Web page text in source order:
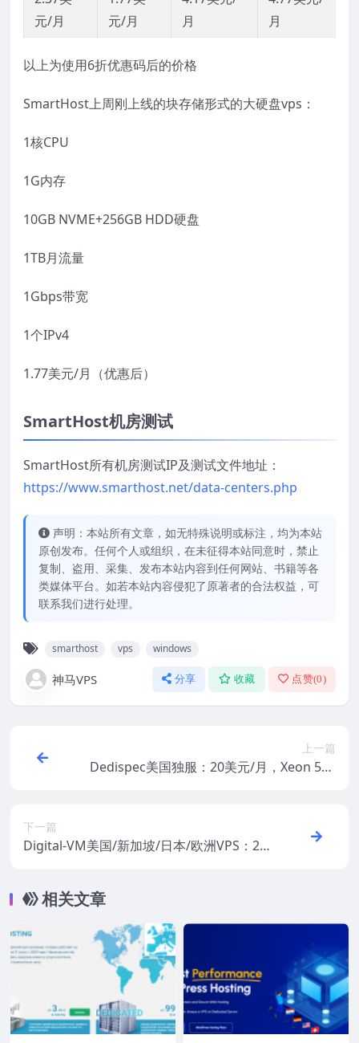
元/月
元/月
月
月
以上为使用6折优惠码后的价格
SmartHost上周刚上线的块存储形式的大硬盘vps：
1核CPU
1G内存
10GB NVME+256GB HDD硬盘
1TB月流量
1Gbps带宽
1个IPv4
1.77美元/月（优惠后）
SmartHost机房测试
SmartHost所有机房测试IP及测试文件地址：
https://www.smarthost.net/data-centers.php
声明：本站所有文章，如无特殊说明或标注，均为本站
原创发布。任何个人或组织，在未征得本站同意时，禁止
复制、盗用、采集、发布本站内容到任何网站、书籍等各
类媒体平台。如若本站内容侵犯了原著者的合法权益，可
联系我们进行处理。
smarthost vps windows
神马VPS 分享 收藏 点赞(0)
上一篇
Dedispec美国独服：20美元/月，Xeon 542
下一篇
Digital-VM美国/新加坡/日本/欧洲VPS：2.6
相关文章